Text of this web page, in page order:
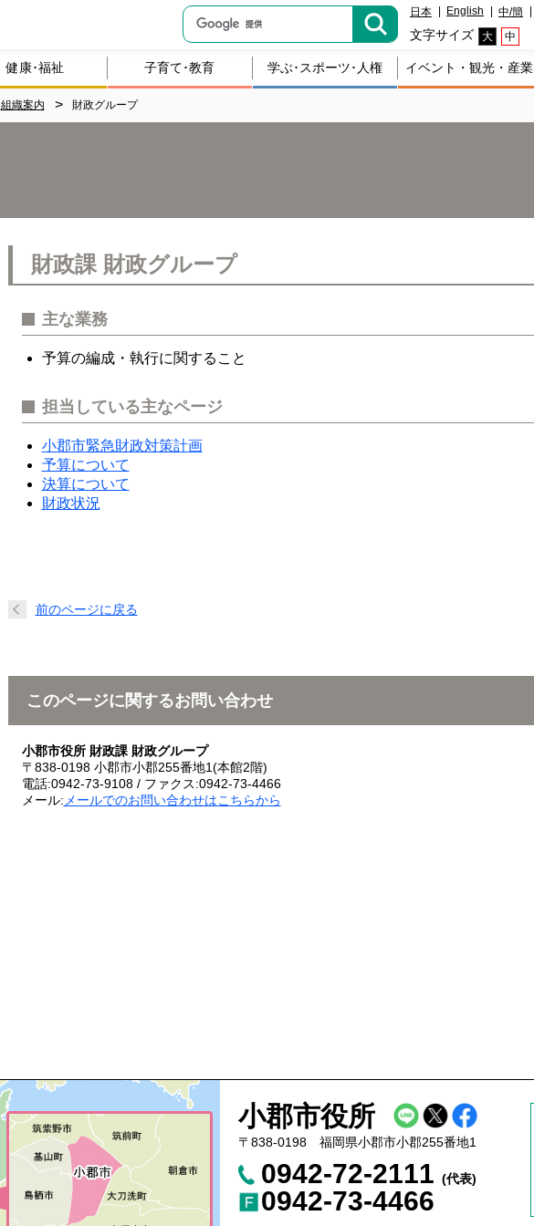
日本 English 中/簡
文字サイズ 大 中
健康･福祉 子育て･教育 学ぶ･スポーツ･人権 イベント・観光・産業
組織案内 財政グループ
財政課 財政グループ
主な業務
予算の編成・執行に関すること
担当している主なページ
小郡市緊急財政対策計画
予算について
決算について
財政状況
前のページに戻る
このページに関するお問い合わせ
小郡市役所 財政課 財政グループ
〒838-0198 小郡市小郡255番地1(本館2階)
電話:0942-73-9108 / ファクス:0942-73-4466
メール: メールでのお問い合わせはこちらから
小郡市役所
〒838-0198 福岡県小郡市小郡255番地1
0942-72-2111 (代表)
0942-73-4466